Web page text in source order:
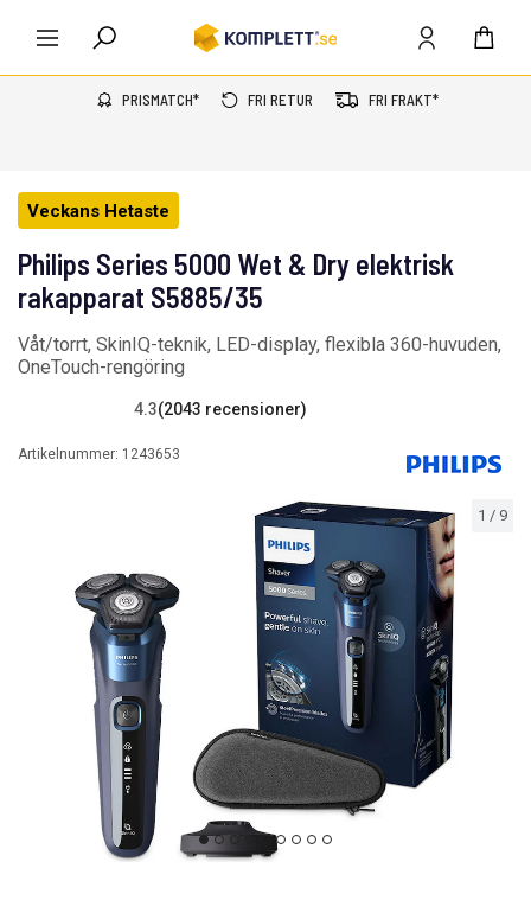
PRISMATCH* FRI RETUR FRI FRAKT*
1 / 9
Veckans Hetaste
Philips Series 5000 Wet & Dry elektrisk
rakapparat S5885/35
Våt/torrt, SkinIQ-teknik, LED-display, flexibla 360-huvuden,
OneTouch-rengöring
4.3(2043 recensioner)
Artikelnummer: 1243653